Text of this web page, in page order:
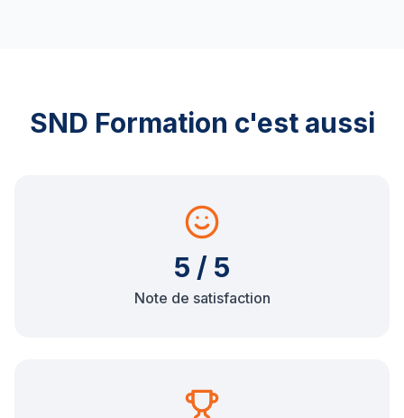
SND Formation c'est aussi
5 / 5
Note de satisfaction